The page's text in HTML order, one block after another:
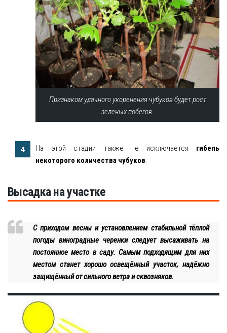
Признаком удачного укоренения чубуков будет рост
зеленых побегов.
На этой стадии также не исключается гибель
некоторого количества чубуков.
Высадка на участке
С приходом весны и установлением стабильной тёплой
погоды виноградные черенки следует высаживать на
постоянное место в саду. Самым подходящим для них
местом станет хорошо освещённый участок, надёжно
защищённый от сильного ветра и сквозняков.